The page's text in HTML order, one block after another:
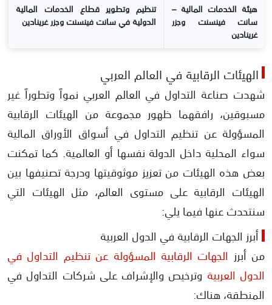
هيئة الخدمات المالية –
سانت فينسنت وجزر
غرينادين
تنظيم وتطوير قطاع الخدمات المالية
الدولية في سانت فينسنت وجزر غرينادين
الهيئات الرقابية في العالم العربي
شهدت صناعة التداول في العالم العربي نمواً وتطوراً غير
مسبوقين، رافقهما ظهور مجموعة من الهيئات الرقابية
المسؤولة عن تنظيم التداول في أسواق الأوراق المالية
سواء المحلية داخل الدولة نفسها أو العالمية. كما تمكنت
بعض هذه الهيئات من تعزيز موثوقيتها ودرجة تصنيفها بين
الهيئات الرقابية على مستوى العالم، مثل الهيئات التي
سنتحدث عنها فيما يلي:
أبرز الجهات الرقابية في الدول العربية
من أبرز الجهات الرقابية المسؤولة عن تنظيم التداول في
الدول العربية وترخيص والإشراف على شركات التداول في
المنطقة، هناك: